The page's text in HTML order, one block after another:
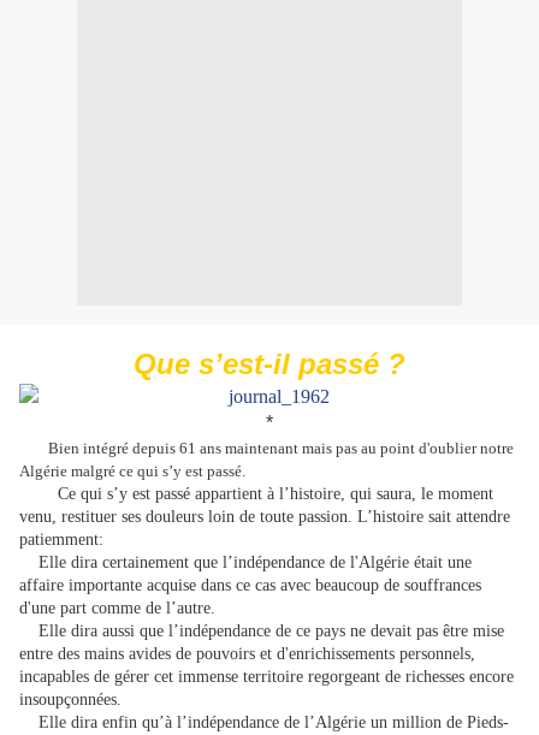
Que s’est-il passé ?
*
Bien intégré depuis 61 ans maintenant mais pas au point d'oublier notre
Algérie malgré ce qui s’y est passé.
Ce qui s’y est passé appartient à l’histoire, qui saura, le moment
venu, restituer ses douleurs loin de toute passion. L’histoire sait attendre
patiemment:
Elle dira certainement que l’indépendance de l'Algérie était une
affaire importante acquise dans ce cas avec beaucoup de souffrances
d'une part comme de l’autre.
Elle dira aussi que l’indépendance de ce pays ne devait pas être mise
entre des mains avides de pouvoirs et d'enrichissements personnels,
incapables de gérer cet immense territoire regorgeant de richesses encore
insoupçonnées.
Elle dira enfin qu’à l’indépendance de l’Algérie un million de Pieds-